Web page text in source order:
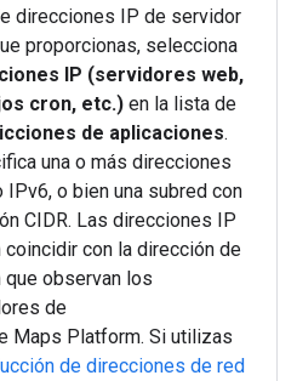
direcciones IP de servidor
proporcionas, selecciona
IP (servidores web,
cron, etc.) en la lista de
de aplicaciones.
una o más direcciones
IPv6, o bien una subred con
CIDR. Las direcciones IP
coincidir con la dirección de
que observan los
de
Maps Platform. Si utilizas
de direcciones de red